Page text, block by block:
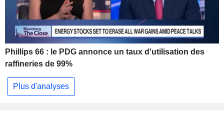
Phillips 66 : le PDG annonce un taux d'utilisation des
raffineries de 99%
Plus d'analyses